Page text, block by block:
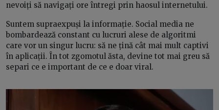
nevoiți să navigați ore întregi prin haosul internetului.
Suntem supraexpuși la informație. Social media ne
bombardează constant cu lucruri alese de algoritmi
care vor un singur lucru: să ne țină cât mai mult captivi
în aplicații. În tot zgomotul ăsta, devine tot mai greu să
separi ce e important de ce e doar viral.